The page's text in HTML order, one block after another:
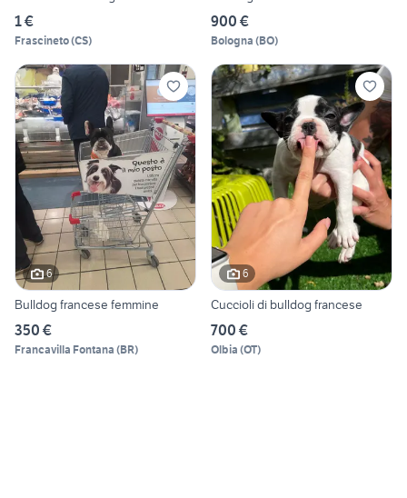
1 €
Frascineto(CS)
900 €
Bologna (BO)
6
Bulldog francese femmine
350 €
Francavilla Fontana (BR)
6
Cuccioli di bulldog francese
700 €
Olbia (OT)